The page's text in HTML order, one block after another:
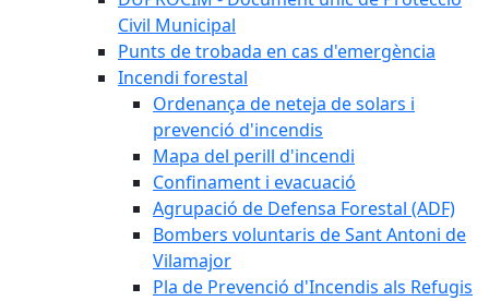
Civil Municipal
Punts de trobada en cas d'emergència
Incendi forestal
Ordenança de neteja de solars i
prevenció d'incendis
Mapa del perill d'incendi
Confinament i evacuació
Agrupació de Defensa Forestal (ADF)
Bombers voluntaris de Sant Antoni de
Vilamajor
Pla de Prevenció d'Incendis als Refugis